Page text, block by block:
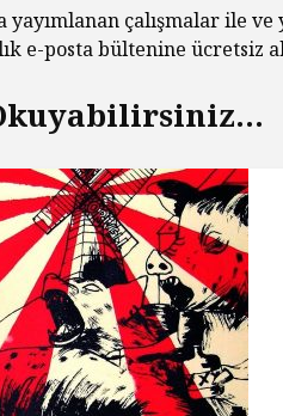
çalışmalar ile
e-posta bültenine ücretsiz